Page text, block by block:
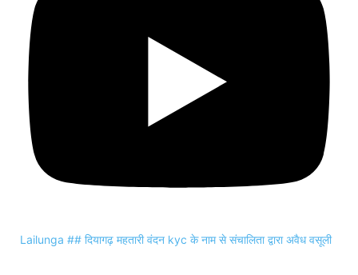
Lailunga ## दियागढ़ महतारी वंदन kyc के नाम से संचालिता द्वारा अवैध वसूली